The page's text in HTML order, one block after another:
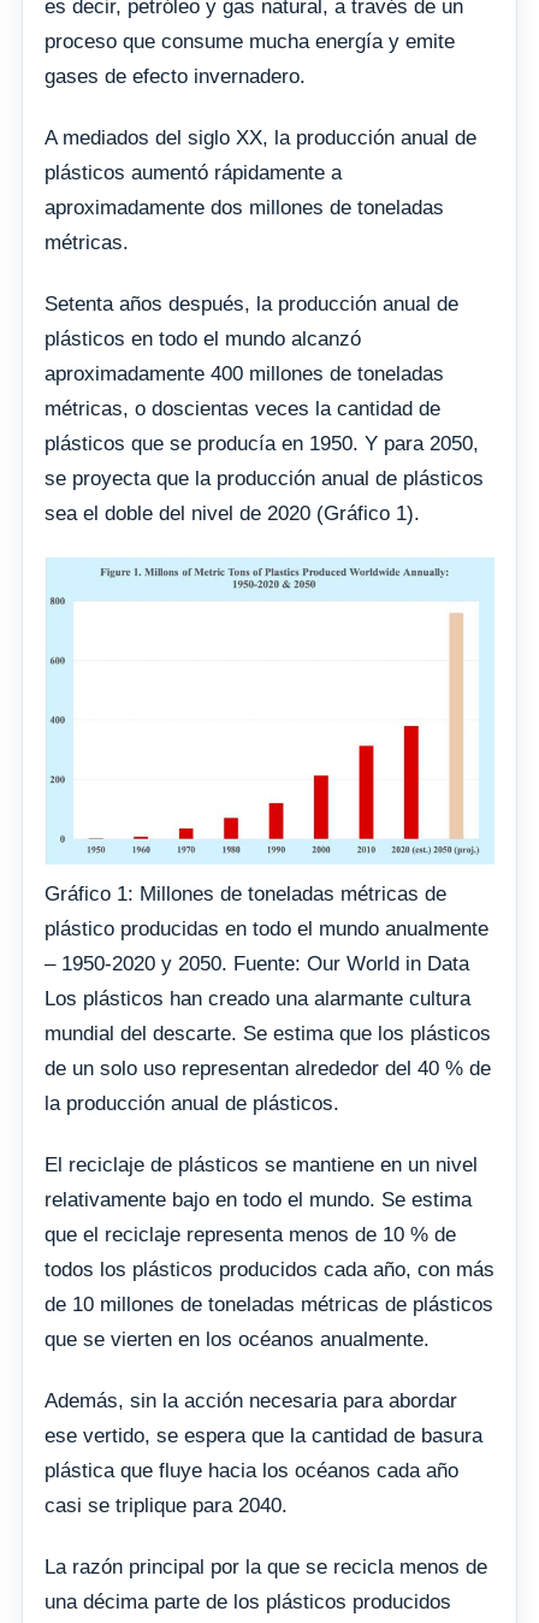
es decir, petróleo y gas natural, a través de un
proceso que consume mucha energía y emite
gases de efecto invernadero.
A mediados del siglo XX, la producción anual de
plásticos aumentó rápidamente a
aproximadamente dos millones de toneladas
métricas.
Setenta años después, la producción anual de
plásticos en todo el mundo alcanzó
aproximadamente 400 millones de toneladas
métricas, o doscientas veces la cantidad de
plásticos que se producía en 1950. Y para 2050,
se proyecta que la producción anual de plásticos
sea el doble del nivel de 2020 (Gráfico 1).
Gráfico 1: Millones de toneladas métricas de
plástico producidas en todo el mundo anualmente
– 1950-2020 y 2050. Fuente: Our World in Data
Los plásticos han creado una alarmante cultura
mundial del descarte. Se estima que los plásticos
de un solo uso representan alrededor del 40 % de
la producción anual de plásticos.
El reciclaje de plásticos se mantiene en un nivel
relativamente bajo en todo el mundo. Se estima
que el reciclaje representa menos de 10 % de
todos los plásticos producidos cada año, con más
de 10 millones de toneladas métricas de plásticos
que se vierten en los océanos anualmente.
Además, sin la acción necesaria para abordar
ese vertido, se espera que la cantidad de basura
plástica que fluye hacia los océanos cada año
casi se triplique para 2040.
La razón principal por la que se recicla menos de
una décima parte de los plásticos producidos